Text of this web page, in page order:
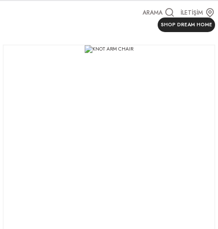
ARAMA İLETİŞİM
SHOP DREAM HOME